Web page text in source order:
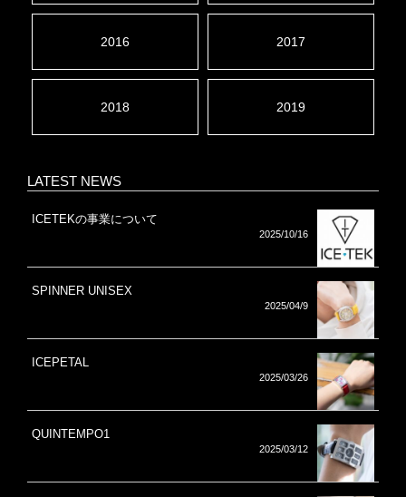
2016 2017
2018 2019
LATEST NEWS
ICETEKの事業について
2025/10/16
SPINNER UNISEX
2025/04/9
ICEPETAL
2025/03/26
QUINTEMPO1
2025/03/12